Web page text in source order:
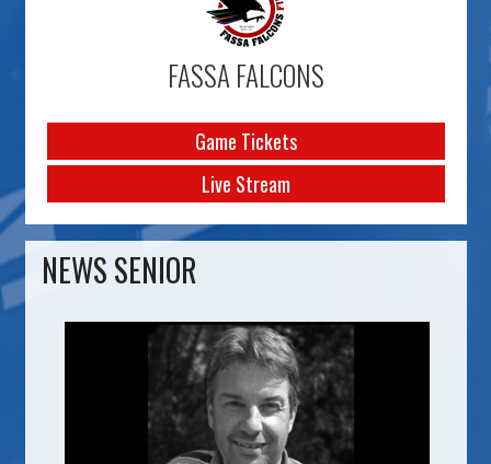
FASSA FALCONS
Game Tickets
Live Stream
NEWS SENIOR